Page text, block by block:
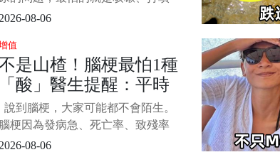
年期更嚴重
嚏，一不小心就無法控制，雖然這
相當困擾。 1/6 過去有名52歲婦人
於漏尿問題，每天都要墊護墊才
敢出門，沒想到情況卻更加嚴重，
不僅沒有好轉，就連私密處都出現
反覆感染，發炎還起一大片疹子，
2026-08-06
值
是山楂！腦梗最怕1種
「酸」醫生提醒：平時
常吃「血管通暢」遠離
腦梗
說到腦梗，大家可能都不會陌生。
腦梗因為發病急、死亡率、致殘率
極高，因此被認為是中老年「死
2026-08-06